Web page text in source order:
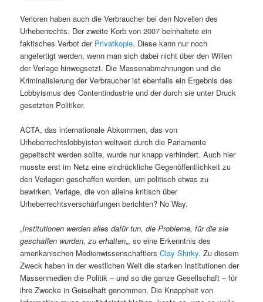
Verloren haben auch die Verbraucher bei den Novellen des
Urheberrechts. Der zweite Korb von 2007 beinhaltete ein
faktisches Verbot der Privatkopie. Diese kann nur noch
angefertigt werden, wenn man sich dabei nicht über den Willen
der Verlage hinwegsetzt. Die Massenabmahnungen und die
Kriminalisierung der Verbraucher ist ebenfalls ein Ergebnis des
Lobbyismus des Contentindustrie und der durch sie unter Druck
gesetzten Politiker.
ACTA, das internationale Abkommen, das von
Urheberrechtslobbyisten weltweit durch die Parlamente
gepeitscht werden sollte, wurde nur knapp verhindert. Auch hier
musste erst im Netz eine eindrückliche Gegenöffentlichkeit zu
den Verlagen geschaffen werden, um politisch etwas zu
bewirken. Verlage, die von alleine kritisch über
Urheberrechtsverschärfungen berichten? No Way.
„Institutionen werden alles dafür tun, die Probleme, für die sie
geschaffen wurden, zu erhalten„, so eine Erkenntnis des
amerikanischen MedienwissenschaftlersClay Shirky. Zu diesem
Zweck haben in der westlichen Welt die starken Institutionen der
Massenmedien die Politik – und so die ganze Gesellschaft – für
ihre Zwecke in Geiselhaft genommen. Die Knappheit von